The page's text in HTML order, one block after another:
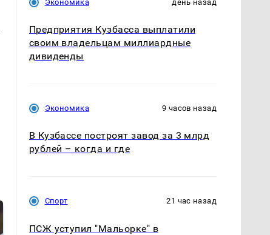
Экономика день назад
Предприятия Кузбасса выплатили
своим владельцам миллиардные
дивиденды
Экономика 9 часов назад
В Кузбассе построят завод за 3 млрд
рублей – когда и где
Спорт 21 час назад
ПСЖ уступил "Мальорке" в